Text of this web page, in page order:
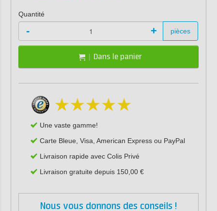
Quantité
- + pièces
Dans le panier
Une vaste gamme!
Carte Bleue, Visa, American Express ou PayPal
Livraison rapide avec Colis Privé
Livraison gratuite depuis 150,00 €
Nous vous donnons des conseils !